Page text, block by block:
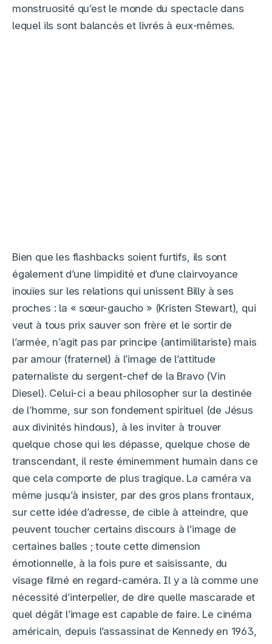
monstruosité qu’est le monde du spectacle dans
lequel ils sont balancés et livrés à eux-mêmes.
Bien que les flashbacks soient furtifs, ils sont
également d’une limpidité et d’une clairvoyance
inouïes sur les relations qui unissent Billy à ses
proches : la « sœur-gaucho » (Kristen Stewart), qui
veut à tous prix sauver son frère et le sortir de
l’armée, n’agit pas par principe (antimilitariste) mais
par amour (fraternel) à l’image de l’attitude
paternaliste du sergent-chef de la Bravo (Vin
Diesel). Celui-ci a beau philosopher sur la destinée
de l’homme, sur son fondement spirituel (de Jésus
aux divinités hindous), à les inviter à trouver
quelque chose qui les dépasse, quelque chose de
transcendant, il reste éminemment humain dans ce
que cela comporte de plus tragique. La caméra va
même jusqu’à insister, par des gros plans frontaux,
sur cette idée d’adresse, de cible à atteindre, que
peuvent toucher certains discours à l’image de
certaines balles ; toute cette dimension
émotionnelle, à la fois pure et saisissante, du
visage filmé en regard-caméra. Il y a là comme une
nécessité d’interpeller, de dire quelle mascarade et
quel dégât l’image est capable de faire. Le cinéma
américain, depuis l’assassinat de Kennedy en 1963,